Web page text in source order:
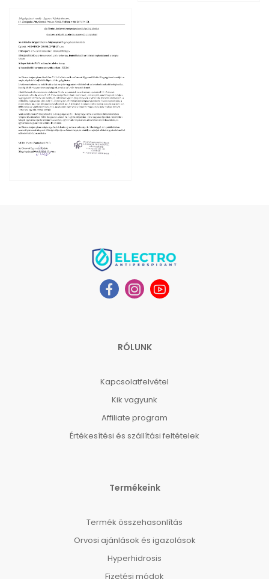
RÓLUNK
Kapcsolatfelvétel
Kik vagyunk
Affiliate program
Értékesítési és szállítási feltételek
Termékeink
Termék összehasonlítás
Orvosi ajánlások és igazolások
Hyperhidrosis
Fizetési módok